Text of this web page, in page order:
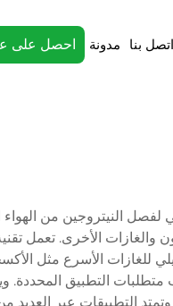
اتصل بنا مدونة احصل على
والغازات الأخرى. تعمل
للغازات الأسرع مثل
النيتروجين الأبطأ. ويؤدي هذا العملية إلى إنتاج غاز النيتروجين بنقاء
التطبيقات عبر العديد